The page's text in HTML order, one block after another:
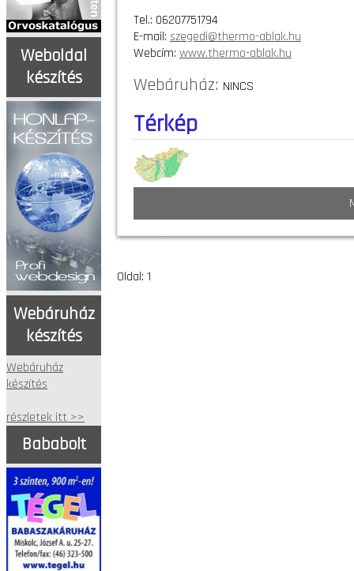
Weboldal
készítés
Webáruház
készítés
Webáruház
készítés
részletek itt >>
Bababolt
Tel.: 06207751794
E-mail: szegedi@thermo-ablak.hu
Webcím: www.thermo-ablak.hu
Webáruház: NINCS
Térkép
Oldal: 1